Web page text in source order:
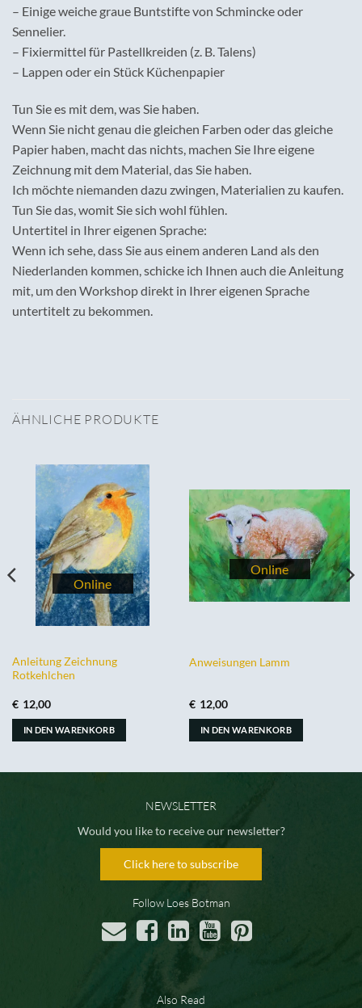
– Einige weiche graue Buntstifte von Schmincke oder
Sennelier.
– Fixiermittel für Pastellkreiden (z. B. Talens)
– Lappen oder ein Stück Küchenpapier
Tun Sie es mit dem, was Sie haben.
Wenn Sie nicht genau die gleichen Farben oder das gleiche
Papier haben, macht das nichts, machen Sie Ihre eigene
Zeichnung mit dem Material, das Sie haben.
Ich möchte niemanden dazu zwingen, Materialien zu kaufen.
Tun Sie das, womit Sie sich wohl fühlen.
Untertitel in Ihrer eigenen Sprache:
Wenn ich sehe, dass Sie aus einem anderen Land als den
Niederlanden kommen, schicke ich Ihnen auch die Anleitung
mit, um den Workshop direkt in Ihrer eigenen Sprache
untertitelt zu bekommen.
ÄHNLICHE PRODUKTE
Anleitung Zeichnung
Rotkehlchen
€ 12,00
IN DEN WARENKORB
Anweisungen Lamm
€ 12,00
IN DEN WARENKORB
NEWSLETTER
Would you like to receive our newsletter?
Click here to subscribe
Follow Loes Botman
Also Read